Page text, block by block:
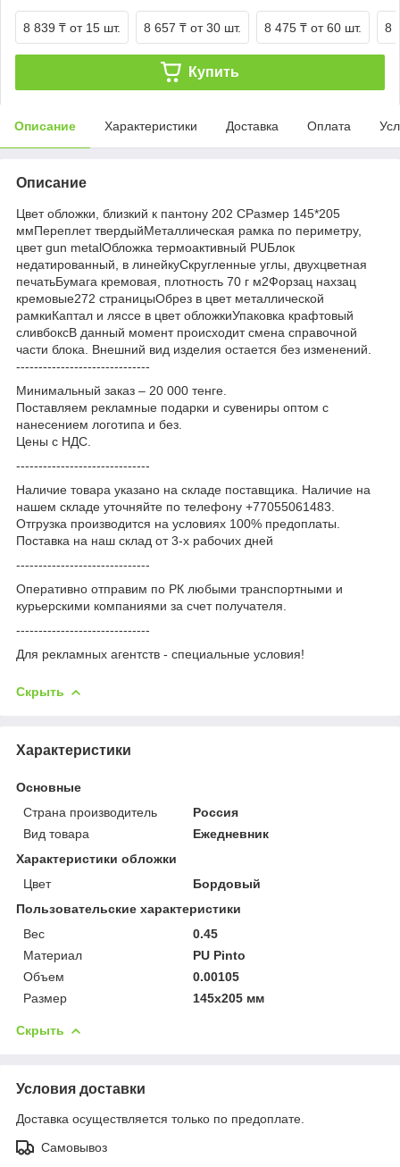
8 839 ₸ от 15 шт. 8 657 ₸ от 30 шт. 8 475 ₸ от 60 шт. 8
Купить
Описание Характеристики Доставка Оплата
Описание
Цвет обложки, близкий к пантону 202 CРазмер 145*205
ммПереплет твердыйМеталлическая рамка по периметру,
цвет gun metalОбложка термоактивный PUБлок
недатированный, в линейкуСкругленные углы, двухцветная
печатьБумага кремовая, плотность 70 г м2Форзац нахзац
кремовые272 страницыОбрез в цвет металлической
рамкиКаптал и ляссе в цвет обложкиУпаковка крафтовый
сливбоксВ данный момент происходит смена справочной
части блока. Внешний вид изделия остается без изменений.
------------------------------
Минимальный заказ – 20 000 тенге.
Поставляем рекламные подарки и сувениры оптом с
нанесением логотипа и без.
Цены с НДС.
------------------------------
Наличие товара указано на складе поставщика. Наличие на
нашем складе уточняйте по телефону +77055061483.
Отгрузка производится на условиях 100% предоплаты.
Поставка на наш склад от 3-x рабочих дней
------------------------------
Оперативно отправим по РК любыми транспортными и
курьерскими компаниями за счет получателя.
------------------------------
Для рекламных агентств - специальные условия!
Скрыть
Характеристики
Основные
Страна производитель
Россия
Вид товара
Ежедневник
Характеристики обложки
Цвет
Бордовый
Пользовательские характеристики
Вес
0.45
Материал
PU Pinto
Объем
0.00105
Размер
145x205 мм
Скрыть
Условия доставки
Доставка осуществляется только по предоплате.
Самовывоз